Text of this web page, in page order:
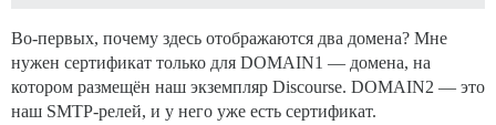
Во-первых, почему здесь отображаются два домена? Мне
нужен сертификат только для DOMAIN1 — домена, на
котором размещён наш экземпляр Discourse. DOMAIN2 — это
наш SMTP-релей, и у него уже есть сертификат.